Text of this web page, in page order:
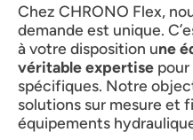
Chez CHRONO Flex,
demande est unique.
à votre disposition une
véritable expertise pour
spécifiques. Notre
solutions sur mesure et
équipements